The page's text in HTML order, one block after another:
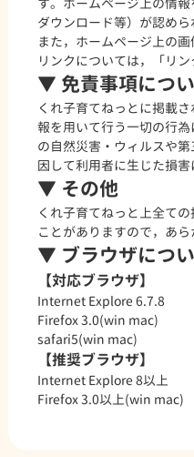
ダウンロード等）が認め
また，ホームページ上の
リンクについては，「リ
▼ 免責事項につ
くれ子育てねっとに掲載
報を用いて行う一切の行
の自然災害・ウィルスや
因して利用者に生じた損
▼ その他
くれ子育てねっと上全て
ことがありますので，あら
▼ ブラウザにつ
【対応ブラウザ】
Internet Explore 6.7.8
Firefox 3.0(win mac)
safari5(win mac)
【推奨ブラウザ】
Internet Explore 8以上
Firefox 3.0以上(win mac)